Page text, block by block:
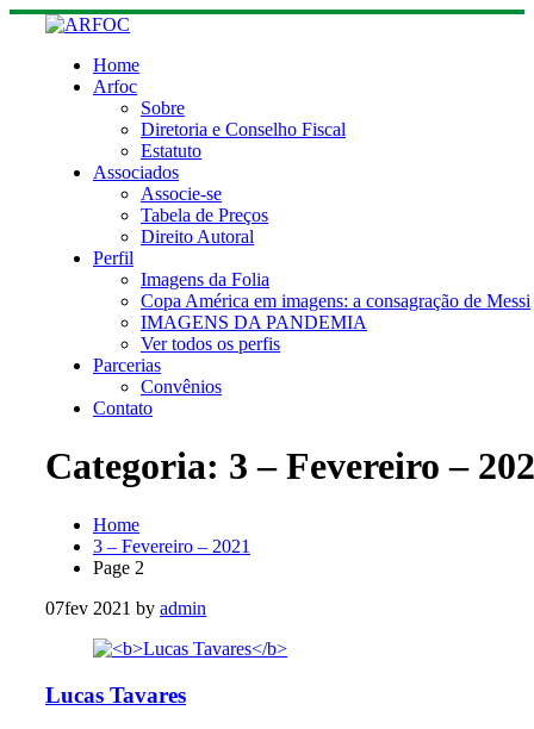
Skip
Home
Arfoc
Sobre
Diretoria e Conselho Fiscal
Estatuto
Associados
Associe-se
Tabela de Preços
Direito Autoral
Perfil
Imagens da Folia
Copa América em imagens: a consagração de Messi
IMAGENS DA PANDEMIA
Ver todos os perfis
Parcerias
Convênios
Contato
Categoria: 3 – Fevereiro –
Home
3 – Fevereiro – 2021
Page 2
07fev 2021 by admin
Lucas Tavares